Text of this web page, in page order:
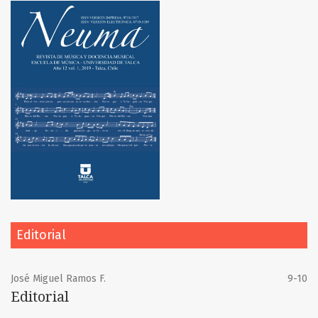
Editorial
José Miguel Ramos F. 9-10
Editorial